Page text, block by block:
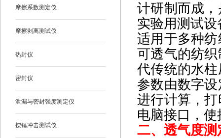
摩擦系数测定仪
摩擦剥离测试仪
热封仪
密封仪
泄漏与密封强度测定仪
摆锤冲击测试仪
计研制而成
实验用测试设
适用于多种
可透气的纺
代传统的水
参数由数字
进行计算，
电脑接口，
二、 透气度